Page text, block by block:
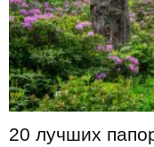
20 лучших